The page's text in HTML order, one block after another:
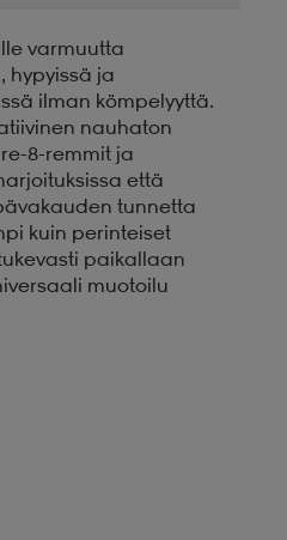
varmuutta
hypyissä ja
ilman kömpelyyttä.
nauhaton
8-remmit ja
että
tunnetta
kuin perinteiset
paikallaan
muotoilu